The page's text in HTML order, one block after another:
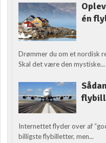
én
Drømmer du om et nordisk
Skal det være den mystiske...
Internettet flyder over af
billigste flybilletter, men...